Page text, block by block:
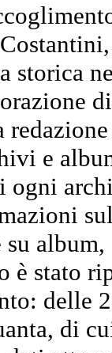
storica
e
è stato
delle
di